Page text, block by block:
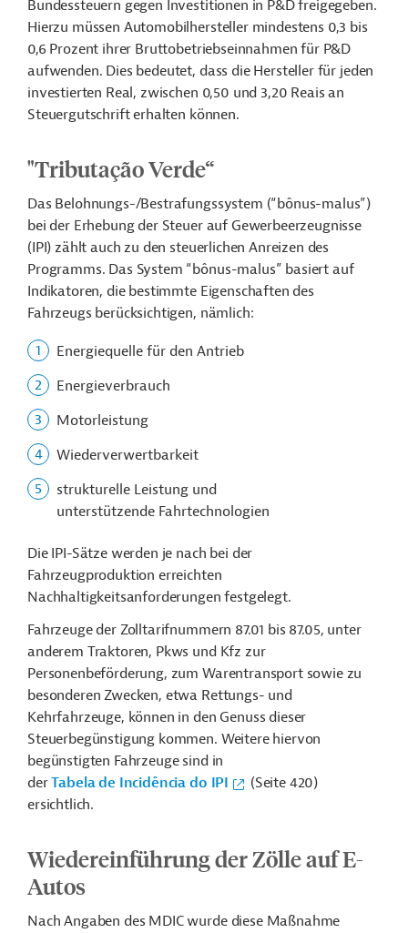
Bundessteuern gegen Investitionen in P&D freigegeben.
Hierzu müssen Automobilhersteller mindestens 0,3 bis
0,6 Prozent ihrer Bruttobetriebseinnahmen für P&D
aufwenden. Dies bedeutet, dass die Hersteller für jeden
investierten Real, zwischen 0,50 und 3,20 Reais an
Steuergutschrift erhalten können.
"Tributação Verde“
Das Belohnungs-/Bestrafungssystem (“bônus-malus”)
bei der Erhebung der Steuer auf Gewerbeerzeugnisse
(IPI) zählt auch zu den steuerlichen Anreizen des
Programms. Das System “bônus-malus” basiert auf
Indikatoren, die bestimmte Eigenschaften des
Fahrzeugs berücksichtigen, nämlich:
Energiequelle für den Antrieb
Energieverbrauch
Motorleistung
Wiederverwertbarkeit
strukturelle Leistung und
unterstützende Fahrtechnologien
Die IPI-Sätze werden je nach bei der
Fahrzeugproduktion erreichten
Nachhaltigkeitsanforderungen festgelegt.
Fahrzeuge der Zolltarifnummern 87.01 bis 87.05, unter
anderem Traktoren, Pkws und Kfz zur
Personenbeförderung, zum Warentransport sowie zu
besonderen Zwecken, etwa Rettungs- und
Kehrfahrzeuge, können in den Genuss dieser
Steuerbegünstigung kommen. Weitere hiervon
begünstigten Fahrzeuge sind in
derTabela de Incidência do IPI
(Seite 420)
ersichtlich.
Wiedereinführung der Zölle auf E-
Autos
Nach Angaben des MDIC wurde diese Maßnahme